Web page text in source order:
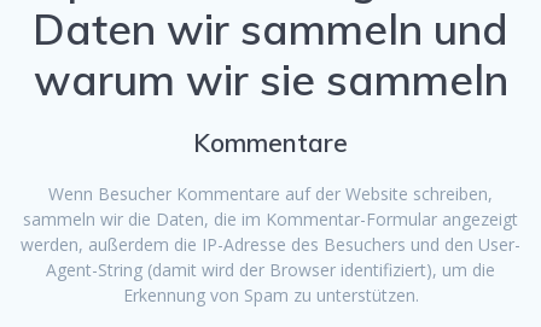
Daten wir sammeln und
warum wir sie sammeln
Kommentare
Wenn Besucher Kommentare auf der Website schreiben,
sammeln wir die Daten, die im Kommentar-Formular angezeigt
werden, außerdem die IP-Adresse des Besuchers und den User-
Agent-String (damit wird der Browser identifiziert), um die
Erkennung von Spam zu unterstützen.